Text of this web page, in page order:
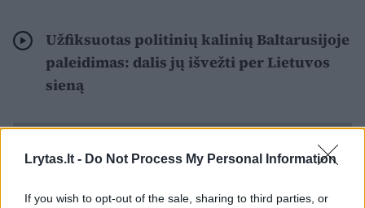
Lrytas.lt - Do Not Process My Personal Information
If you wish to opt-out of the sale, sharing to third parties, or
Užfiksuotas politinių kalinių Baltarusijoje
paleidimas: dalis jų išvežti per Lietuvos
sieną